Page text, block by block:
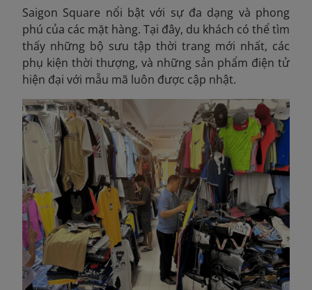
Saigon Square nổi bật với sự đa dạng và phong
phú của các mặt hàng. Tại đây, du khách có thể tìm
thấy những bộ sưu tập thời trang mới nhất, các
phụ kiện thời thượng, và những sản phẩm điện tử
hiện đại với mẫu mã luôn được cập nhật.